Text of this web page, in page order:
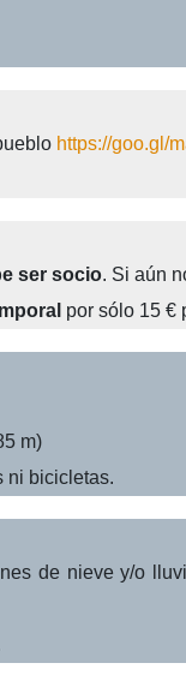
https://goo.gl/
ser socio. Si aún
por sólo 15 €
m)
ni bicicletas.
de nieve y/o